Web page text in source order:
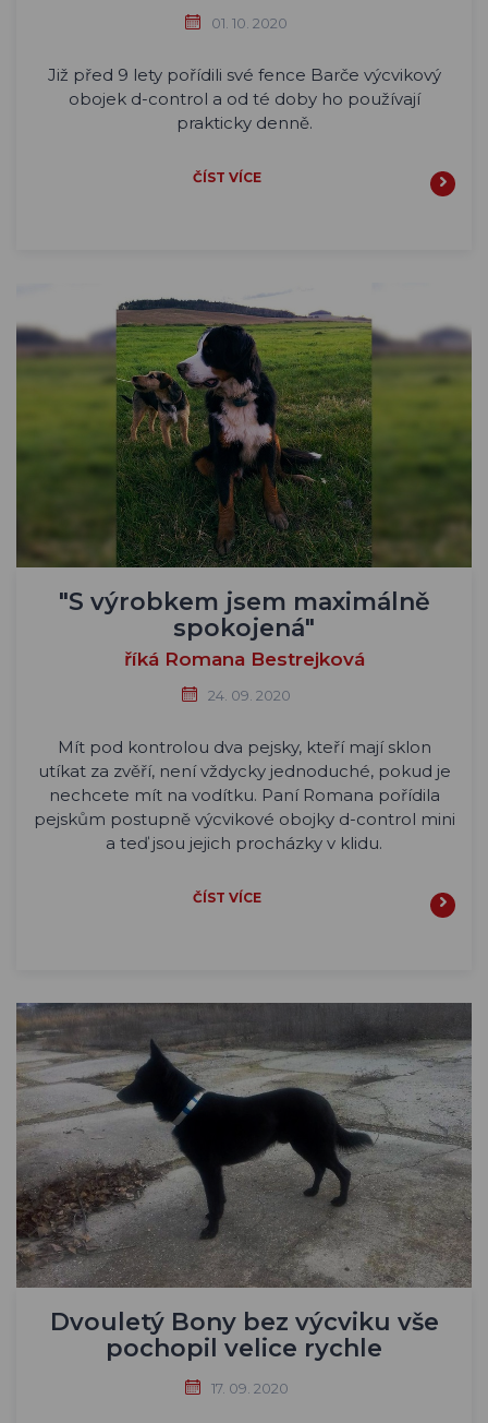
01. 10. 2020
Již před 9 lety pořídili své fence Barče výcvikový
obojek d-control a od té doby ho používají
prakticky denně.
ČÍST VÍCE
"S výrobkem jsem maximálně
spokojená"
říká Romana Bestrejková
24. 09. 2020
Mít pod kontrolou dva pejsky, kteří mají sklon
utíkat za zvěří, není vždycky jednoduché, pokud je
nechcete mít na vodítku. Paní Romana pořídila
pejskům postupně výcvikové obojky d-control mini
a teď jsou jejich procházky v klidu.
ČÍST VÍCE
Dvouletý Bony bez výcviku vše
pochopil velice rychle
17. 09. 2020